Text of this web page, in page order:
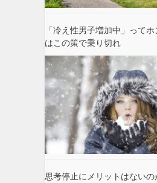
「冷え性男子増加中」って
はこの策で乗り切れ
思考停止にメリットはないの